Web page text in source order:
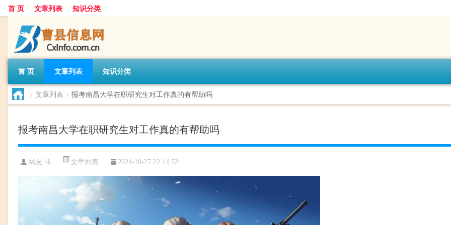
首 页 文章列表 知识分类
首 页 文章列表 知识分类
> 文章列表 > 报考南昌大学在职研究生对工作真的有帮助吗
报考南昌大学在职研究生对工作真的有帮助吗
网友:bk 文章列表 2024-10-27 22:14:52